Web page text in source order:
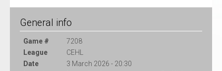
General info
Game #
7208
League
CEHL
Date
3 March 2026 - 20:30